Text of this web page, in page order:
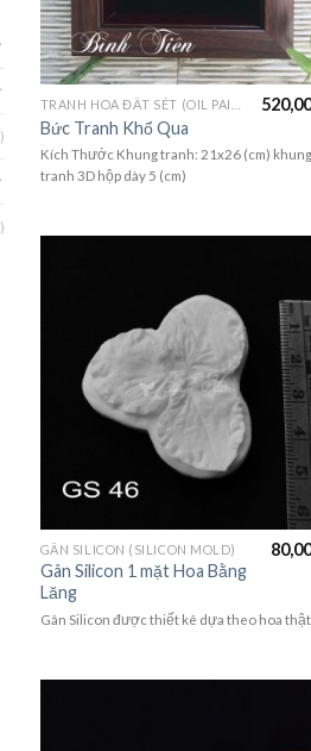
Bức Tranh Khổ Qua
Kích Thước Khung tranh: 21x26 (cm) khung
tranh 3D hộp dày 5 (cm)
GÂN SILICON (SILICON MOLD)
Gân Silicon 1 mặt Hoa Bằng
Lăng
Gân Silicon được thiết kê dựa theo hoa thật